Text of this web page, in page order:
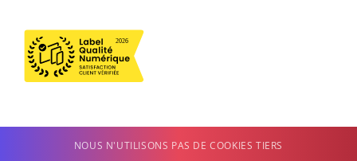
NOUS N'UTILISONS PAS DE COOKIES TIERS